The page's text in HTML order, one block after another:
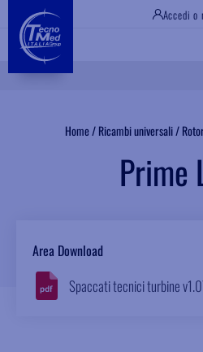
Accedi
Home/ Ricambi universali/
Prime
Area Download
Spaccati tecnici turbine